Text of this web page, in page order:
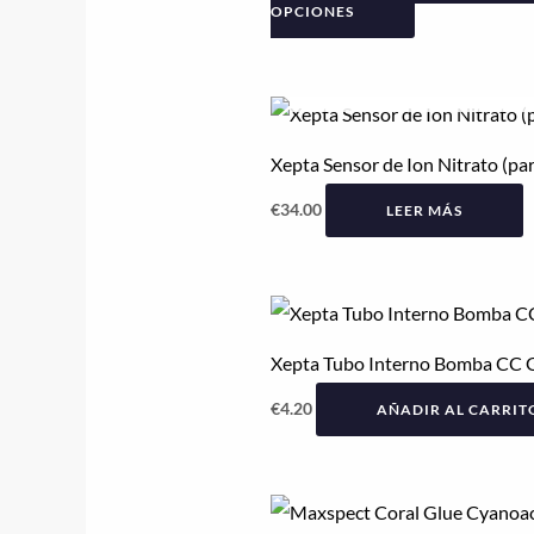
OPCIONES
de
producto
Xepta Sensor de Ion Nitrato
€34.00 LEER MÁS
Xepta Tubo Interno Bomba CC
€4.20 AÑADIR AL
Rango
de
Este